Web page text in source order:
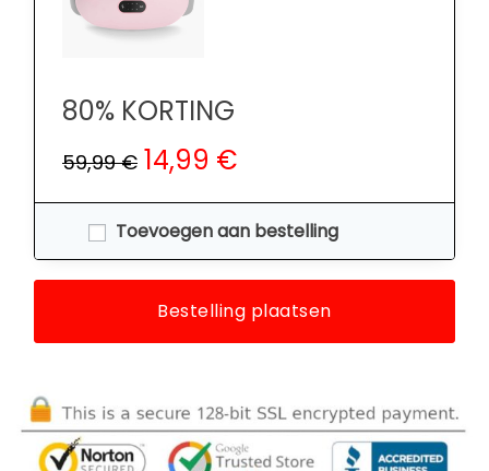
80% KORTING
59,99 € 14,99 €
Toevoegen aan bestelling
Bestelling plaatsen